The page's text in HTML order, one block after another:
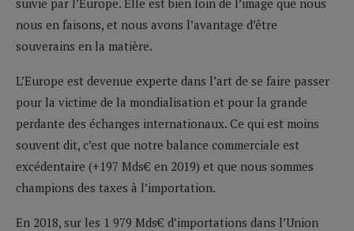
nous en faisons, et nous avons l’avantage d’être
souverains en la matière.
L’Europe est devenue experte dans l’art de se faire passer
pour la victime de la mondialisation et pour la grande
perdante des échanges internationaux. Ce qui est moins
souvent dit, c’est que notre balance commerciale est
excédentaire (+197 Mds€ en 2019) et que nous sommes
champions des taxes à l’importation.
En 2018, sur les 1 979 Mds€ d’importations dans l’Union